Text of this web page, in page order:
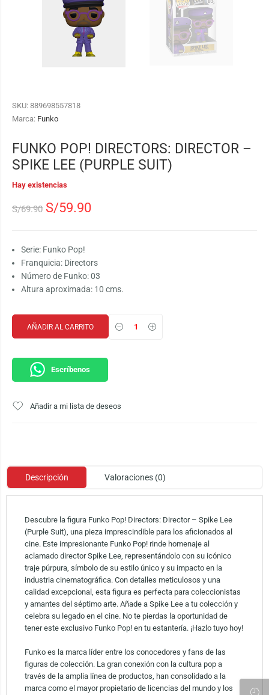
SKU: 889698557818
Marca: Funko
FUNKO POP! DIRECTORS: DIRECTOR –
SPIKE LEE (PURPLE SUIT)
Hay existencias
S/69.90 S/59.90
Serie: Funko Pop!
Franquicia: Directors
Número de Funko: 03
Altura aproximada: 10 cms.
AÑADIR AL CARRITO
Escríbenos
Añadir a mi lista de deseos
Descripción Valoraciones (0)
Descubre la figura Funko Pop! Directors: Director – Spike Lee
(Purple Suit), una pieza imprescindible para los aficionados al
cine. Este impresionante Funko Pop! rinde homenaje al
aclamado director Spike Lee, representándolo con su icónico
traje púrpura, símbolo de su estilo único y su impacto en la
industria cinematográfica. Con detalles meticulosos y una
calidad excepcional, esta figura es perfecta para coleccionistas
y amantes del séptimo arte. Añade a Spike Lee a tu colección y
celebra su legado en el cine. No te pierdas la oportunidad de
tener este exclusivo Funko Pop! en tu estantería. ¡Hazlo tuyo hoy!
Funko es la marca líder entre los conocedores y fans de las
figuras de colección. La gran conexión con la cultura pop a
través de la amplia línea de productos, han consolidado a la
marca como el mayor propietario de licencias del mundo y los